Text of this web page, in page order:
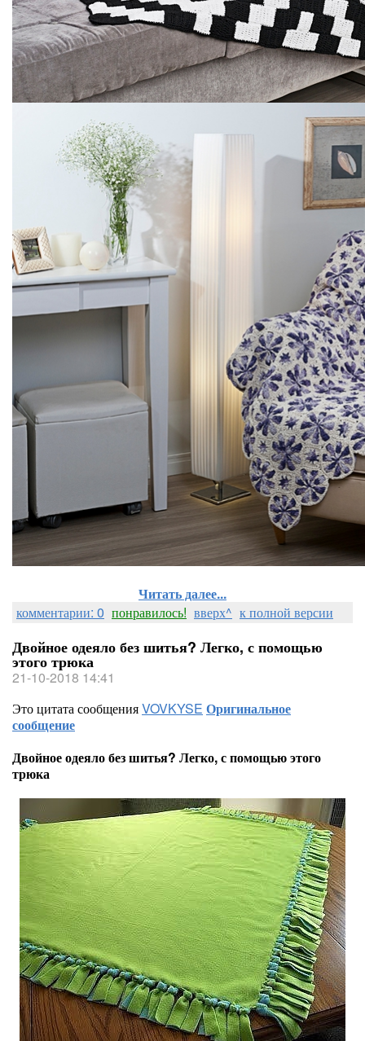
Читать далее...
комментарии: 0 понравилось! вверх^ к полной версии
Двойное одеяло без шитья? Легко, с помощью
этого трюка
21-10-2018 14:41
Это цитата сообщенияVOVKYSE Оригинальное
сообщение
Двойное одеяло без шитья? Легко, с помощью этого
трюка